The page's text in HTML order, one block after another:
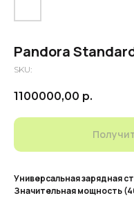
Pandora
SKU:
1100000,00 р.
Универсальная зарядная
Значительная мощность